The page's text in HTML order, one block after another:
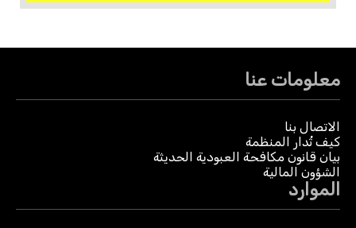
معلومات عنا
الاتصال بنا
كيف تُدار المنظمة
بيان قانون مكافحة العبودية الحديثة
الشؤون المالية
الموارد